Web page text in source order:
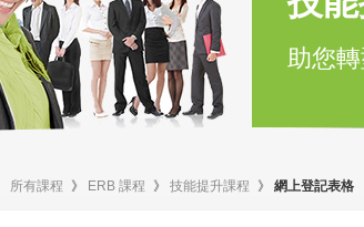
助您
所有課程 》 ERB 課程 》 技能提升課程 》 網上登記表格